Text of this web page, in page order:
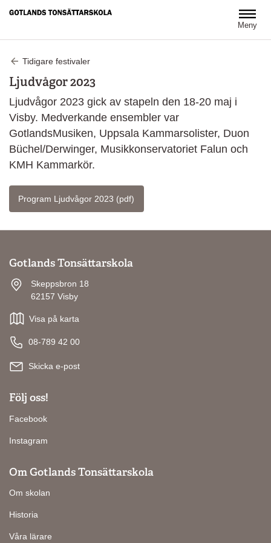
Meny
Tidigare festivaler
Ljudvågor 2023
Ljudvågor 2023 gick av stapeln den 18-20 maj i
Visby. Medverkande ensembler var
GotlandsMusiken, Uppsala Kammarsolister, Duon
Büchel/Derwinger, Musikkonservatoriet Falun och
KMH Kammarkör.
Program Ljudvågor 2023 (pdf)
Gotlands Tonsättarskola
Skeppsbron 18
62157 Visby
Visa på karta
08-789 42 00
Skicka e-post
Följ oss!
Facebook
Instagram
Om Gotlands Tonsättarskola
Om skolan
Historia
Våra lärare